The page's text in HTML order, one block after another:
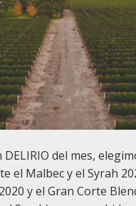
DELIRIO del mes,
el Malbec y el Syrah
y el Gran Corte